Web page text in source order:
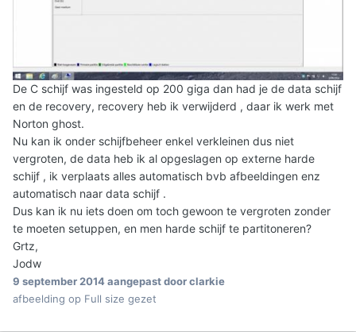
De C schijf was ingesteld op 200 giga dan had je de data schijf
en de recovery, recovery heb ik verwijderd , daar ik werk met
Norton ghost.
Nu kan ik onder schijfbeheer enkel verkleinen dus niet
vergroten, de data heb ik al opgeslagen op externe harde
schijf , ik verplaats alles automatisch bvb afbeeldingen enz
automatisch naar data schijf .
Dus kan ik nu iets doen om toch gewoon te vergroten zonder
te moeten setuppen, en men harde schijf te partitoneren?
Grtz,
Jodw
9 september 2014aangepast door clarkie
afbeelding op Full size gezet